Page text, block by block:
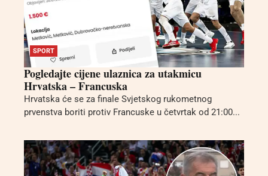
SPORT
Pogledajte cijene ulaznica za utakmicu
Hrvatska – Francuska
Hrvatska će se za finale Svjetskog rukometnog
prvenstva boriti protiv Francuske u četvrtak od 21:00...